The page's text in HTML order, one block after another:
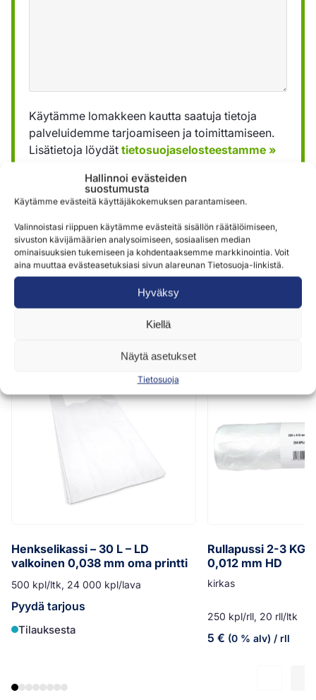
Hallinnoi evästeiden
suostumusta
Käytämme evästeitä käyttäjäkokemuksen parantamiseen.
Valinnoistasi riippuen käytämme evästeitä sisällön räätälöimiseen,
sivuston kävijämäärien analysoimiseen, sosiaalisen median
ominaisuuksien tukemiseen ja kohdentaaksemme markkinointia. Voit
aina muuttaa evästeasetuksiasi sivun alareunan Tietosuoja-linkistä.
Hyväksy
Kiellä
Näytä asetukset
Tietosuoja
Käytämme lomakkeen kautta saatuja tietoja
palveluidemme tarjoamiseen ja toimittamiseen.
Lisätietoja löydät tietosuojaselosteestamme »
Lähetä
Samankaltaisia tuotteita
Henkselikassi – 30 L – LD
valkoinen 0,038 mm oma printti
500 kpl/ltk, 24 000 kpl/lava
Pyydä tarjous
Tilauksesta
Rullapussi 2-3 KG
0,012 mm HD
kirkas
250 kpl/rll, 20 rll/ltk
5 € (0 % alv) / rll